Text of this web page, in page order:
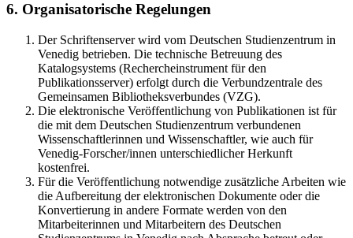
6. Organisatorische Regelungen
Der Schriftenserver wird vom Deutschen Studienzentrum in
Venedig betrieben. Die technische Betreuung des
Katalogsystems (Rechercheinstrument für den
Publikationsserver) erfolgt durch die Verbundzentrale des
Gemeinsamen Bibliotheksverbundes (VZG).
Die elektronische Veröffentlichung von Publikationen ist für
die mit dem Deutschen Studienzentrum verbundenen
Wissenschaftlerinnen und Wissenschaftler, wie auch für
Venedig-Forscher/innen unterschiedlicher Herkunft
kostenfrei.
Für die Veröffentlichung notwendige zusätzliche Arbeiten wie
die Aufbereitung der elektronischen Dokumente oder die
Konvertierung in andere Formate werden von den
Mitarbeiterinnen und Mitarbeitern des Deutschen